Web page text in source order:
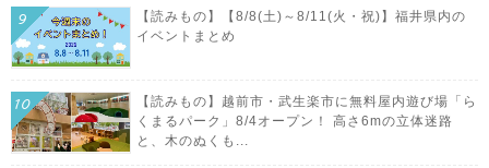
【読みもの】【8/8(土)～8/11(火・祝)】福井県内の
イベントまとめ
【読みもの】越前市・武生楽市に無料屋内遊び場「ら
くまるパーク」8/4オープン！ 高さ6mの立体迷路
と、木のぬくも...